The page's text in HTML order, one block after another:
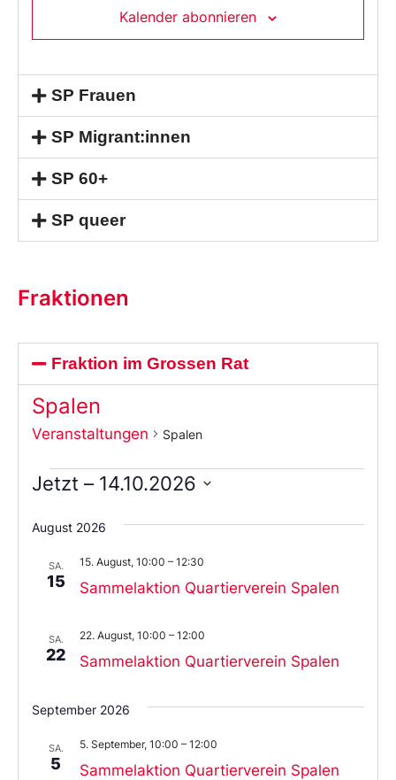
Kalender abonnieren
SP Frauen
SP Migrant:innen
SP 60+
SP queer
Fraktionen
Fraktion im Grossen Rat
Spalen
Veranstaltungen Spalen
Jetzt – 14.10.2026
Sie
das
aus.
August 2026
SA.
15 Sammelaktion Quartierverein Spalen
15. August, 10:00 – 12:30
SA.
22 Sammelaktion Quartierverein Spalen
22. August, 10:00 – 12:00
September 2026
SA.
5 Sammelaktion Quartierverein Spalen
5. September, 10:00 – 12:00